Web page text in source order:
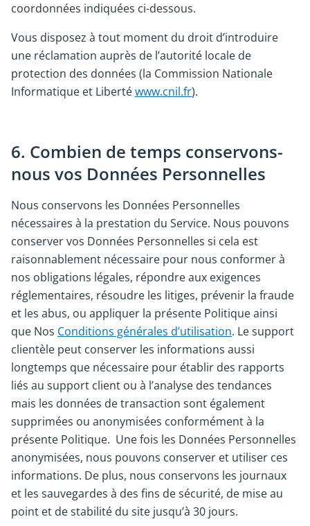
coordonnées indiquées ci-dessous.
Vous disposez à tout moment du droit d’introduire
une réclamation auprès de l’autorité locale de
protection des données (la Commission Nationale
Informatique et Libertéwww.cnil.fr).
6. Combien de temps conservons-
nous vos Données Personnelles
Nous conservons les Données Personnelles
nécessaires à la prestation du Service. Nous pouvons
conserver vos Données Personnelles si cela est
raisonnablement nécessaire pour nous conformer à
nos obligations légales, répondre aux exigences
réglementaires, résoudre les litiges, prévenir la fraude
et les abus, ou appliquer la présente Politique ainsi
que Nos Conditions générales d’utilisation. Le support
clientèle peut conserver les informations aussi
longtemps que nécessaire pour établir des rapports
liés au support client ou à l’analyse des tendances
mais les données de transaction sont également
supprimées ou anonymisées conformément à la
présente Politique. Une fois les Données Personnelles
anonymisées, nous pouvons conserver et utiliser ces
informations. De plus, nous conservons les journaux
et les sauvegardes à des fins de sécurité, de mise au
point et de stabilité du site jusqu’à 30 jours.